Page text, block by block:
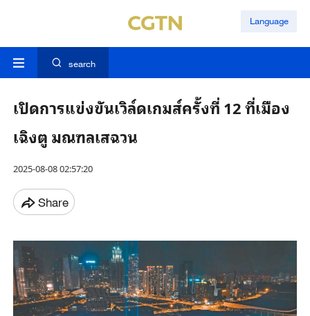
Language
search
เปิดการแข่งขันเวิล์ดเกมส์ครั้งที่ 12 ที่เมือง
เฉิงตู มณฑลเสฉวน
2025-08-08 02:57:20
Share